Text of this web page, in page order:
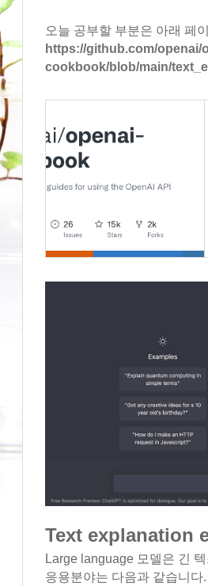
오늘 공부할 부분은 아래 페
https://github.com/openai/
cookbook/blob/main/
Text explanation
Large language 모델은 긴
응용분야는 다음과 같습니다.